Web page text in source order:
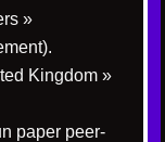
»
Kingdom »
paper peer-